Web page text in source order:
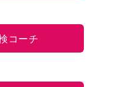
コーチ